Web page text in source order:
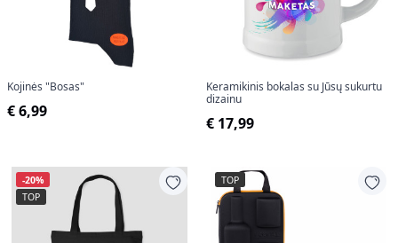
Kojinės "Bosas"
€ 6,99
Keramikinis bokalas su Jūsų sukurtu
dizainu
€ 17,99
-20%
TOP
TOP